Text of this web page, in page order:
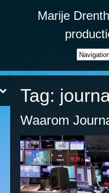
Marije
Tag:
Waarom